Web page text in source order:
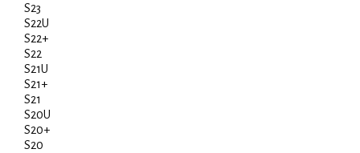
S23
S22U
S22+
S22
S21U
S21+
S21
S20U
S20+
S20